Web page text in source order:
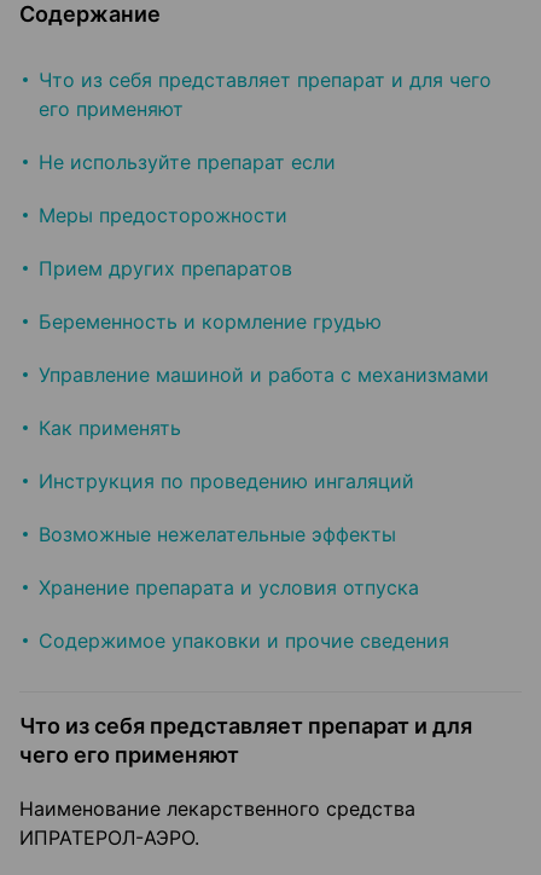
Содержание
Что из себя представляет препарат и для чего
его применяют
Не используйте препарат если
Меры предосторожности
Прием других препаратов
Беременность и кормление грудью
Управление машиной и работа с механизмами
Как применять
Инструкция по проведению ингаляций
Возможные нежелательные эффекты
Хранение препарата и условия отпуска
Содержимое упаковки и прочие сведения
Что из себя представляет препарат и для
чего его применяют
Наименование лекарственного средства
ИПРАТЕРОЛ-АЭРО.